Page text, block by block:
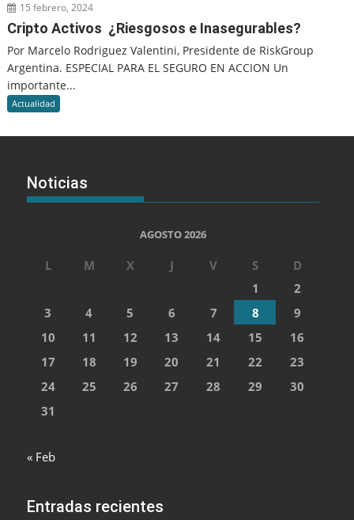
15 febrero, 2024
Cripto Activos ¿Riesgosos e Inasegurables?
Por Marcelo Rodriguez Valentini, Presidente de RiskGroup
Argentina. ESPECIAL PARA EL SEGURO EN ACCION Un
importante...
Actualidad
Noticias
AGOSTO 2026
L M X J V S
D
1
2
3
4 5 6 7 8
9
10
11 12 13 14 15
16
17
18 19 20 21 22
23
24
25 26 27 28 29
30
31
« Feb
Entradas recientes